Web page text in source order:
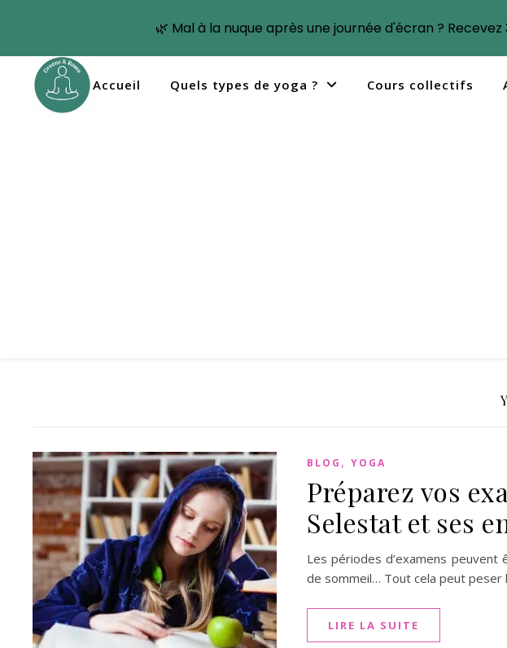
Accueil Quels types de yoga ? Cours collectifs
BLOG , YOGA
Préparez vos
Selestat et ses
Les périodes d’examens
de sommeil… Tout cela peut
LIRE LA SUITE
🌿 Mal à la nuque après une journée d'écran ?